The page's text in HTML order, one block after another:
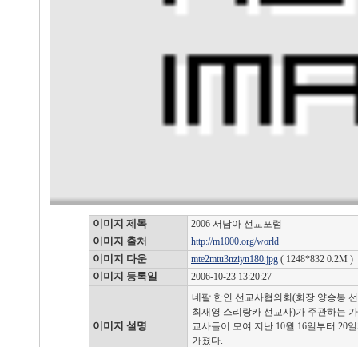
이미지 제목 2006 서남아 선교포럼
이미지 출처 http://m1000.org/world
이미지 다운 mte2mtu3nziyn180.jpg ( 1248*832 0.2M )
이미지 등록일 2006-10-23 13:20:27
이미지 설명
네팔 한인 선교사협의회(회장 양승봉
최재영 스리랑카 선교사)가 주관하는
교사들이 모여 지난 10월 16일부터 20
가졌다.